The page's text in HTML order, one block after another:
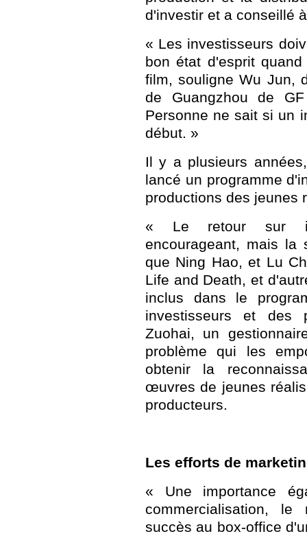
d'investir et a conseillé
« Les investisseurs
bon état d'esprit
film, souligne Wu Jun,
de Guangzhou de
Personne ne sait si un
début. »
Il y a plusieurs
lancé un programme
productions des jeunes
« Le retour sur
encourageant, mais la
que Ning Hao, et Lu
Life and Death, et
inclus dans le
investisseurs et des
Zuohai, un
problème qui les
obtenir la
œuvres de jeunes
producteurs.
Les efforts de
« Une importance
commercialisation,
succès au box-office